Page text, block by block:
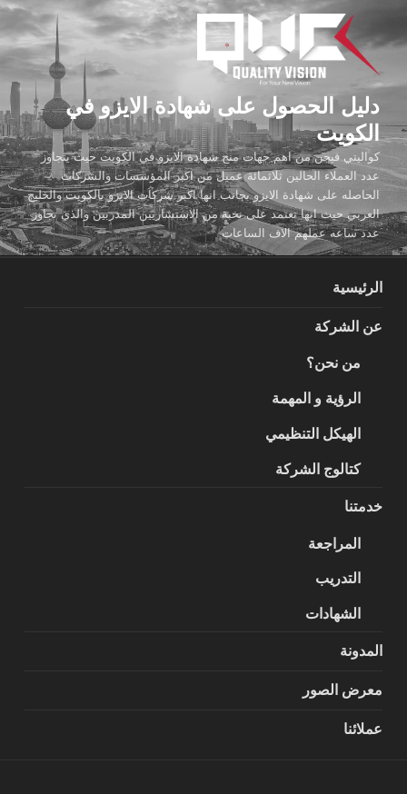
المحتوى
دليل الحصول على شهادة الايزو في
الكويت
كواليتي فيجن من اهم جهات منح شهادة الايزو في الكويت حيث يتجاوز
عدد العملاء الحالين ثلاثمائة عميل من اكبر المؤسسات والشركات
الحاصله على شهادة الايزو بجانب انها اكبر شركات الايزو بالكويت والخليج
العربي حيث انها تعتمد على نخبة من الاستشاريين المدربين والذي تجاوز
عدد ساعه عملهم الاف الساعات
الرئيسية
عن الشركة
من نحن؟
الرؤية و المهمة
الهيكل التنظيمي
كتالوج الشركة
خدمتنا
المراجعة
التدريب
الشهادات
المدونة
معرض الصور
عملائنا